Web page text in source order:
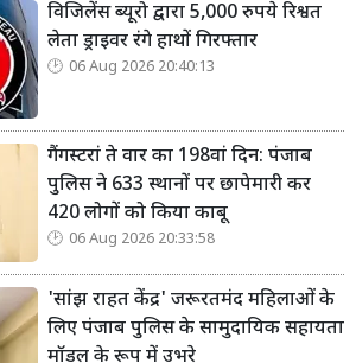
विजिलेंस ब्यूरो द्वारा 5,000 रुपये रिश्वत
लेता ड्राइवर रंगे हाथों गिरफ्तार
06 Aug 2026 20:40:13
गैंगस्टरां ते वार का 198वां दिन: पंजाब
पुलिस ने 633 स्थानों पर छापेमारी कर
420 लोगों को किया काबू
06 Aug 2026 20:33:58
'सांझ राहत केंद्र' जरूरतमंद महिलाओं के
लिए पंजाब पुलिस के सामुदायिक सहायता
मॉडल के रूप में उभरे